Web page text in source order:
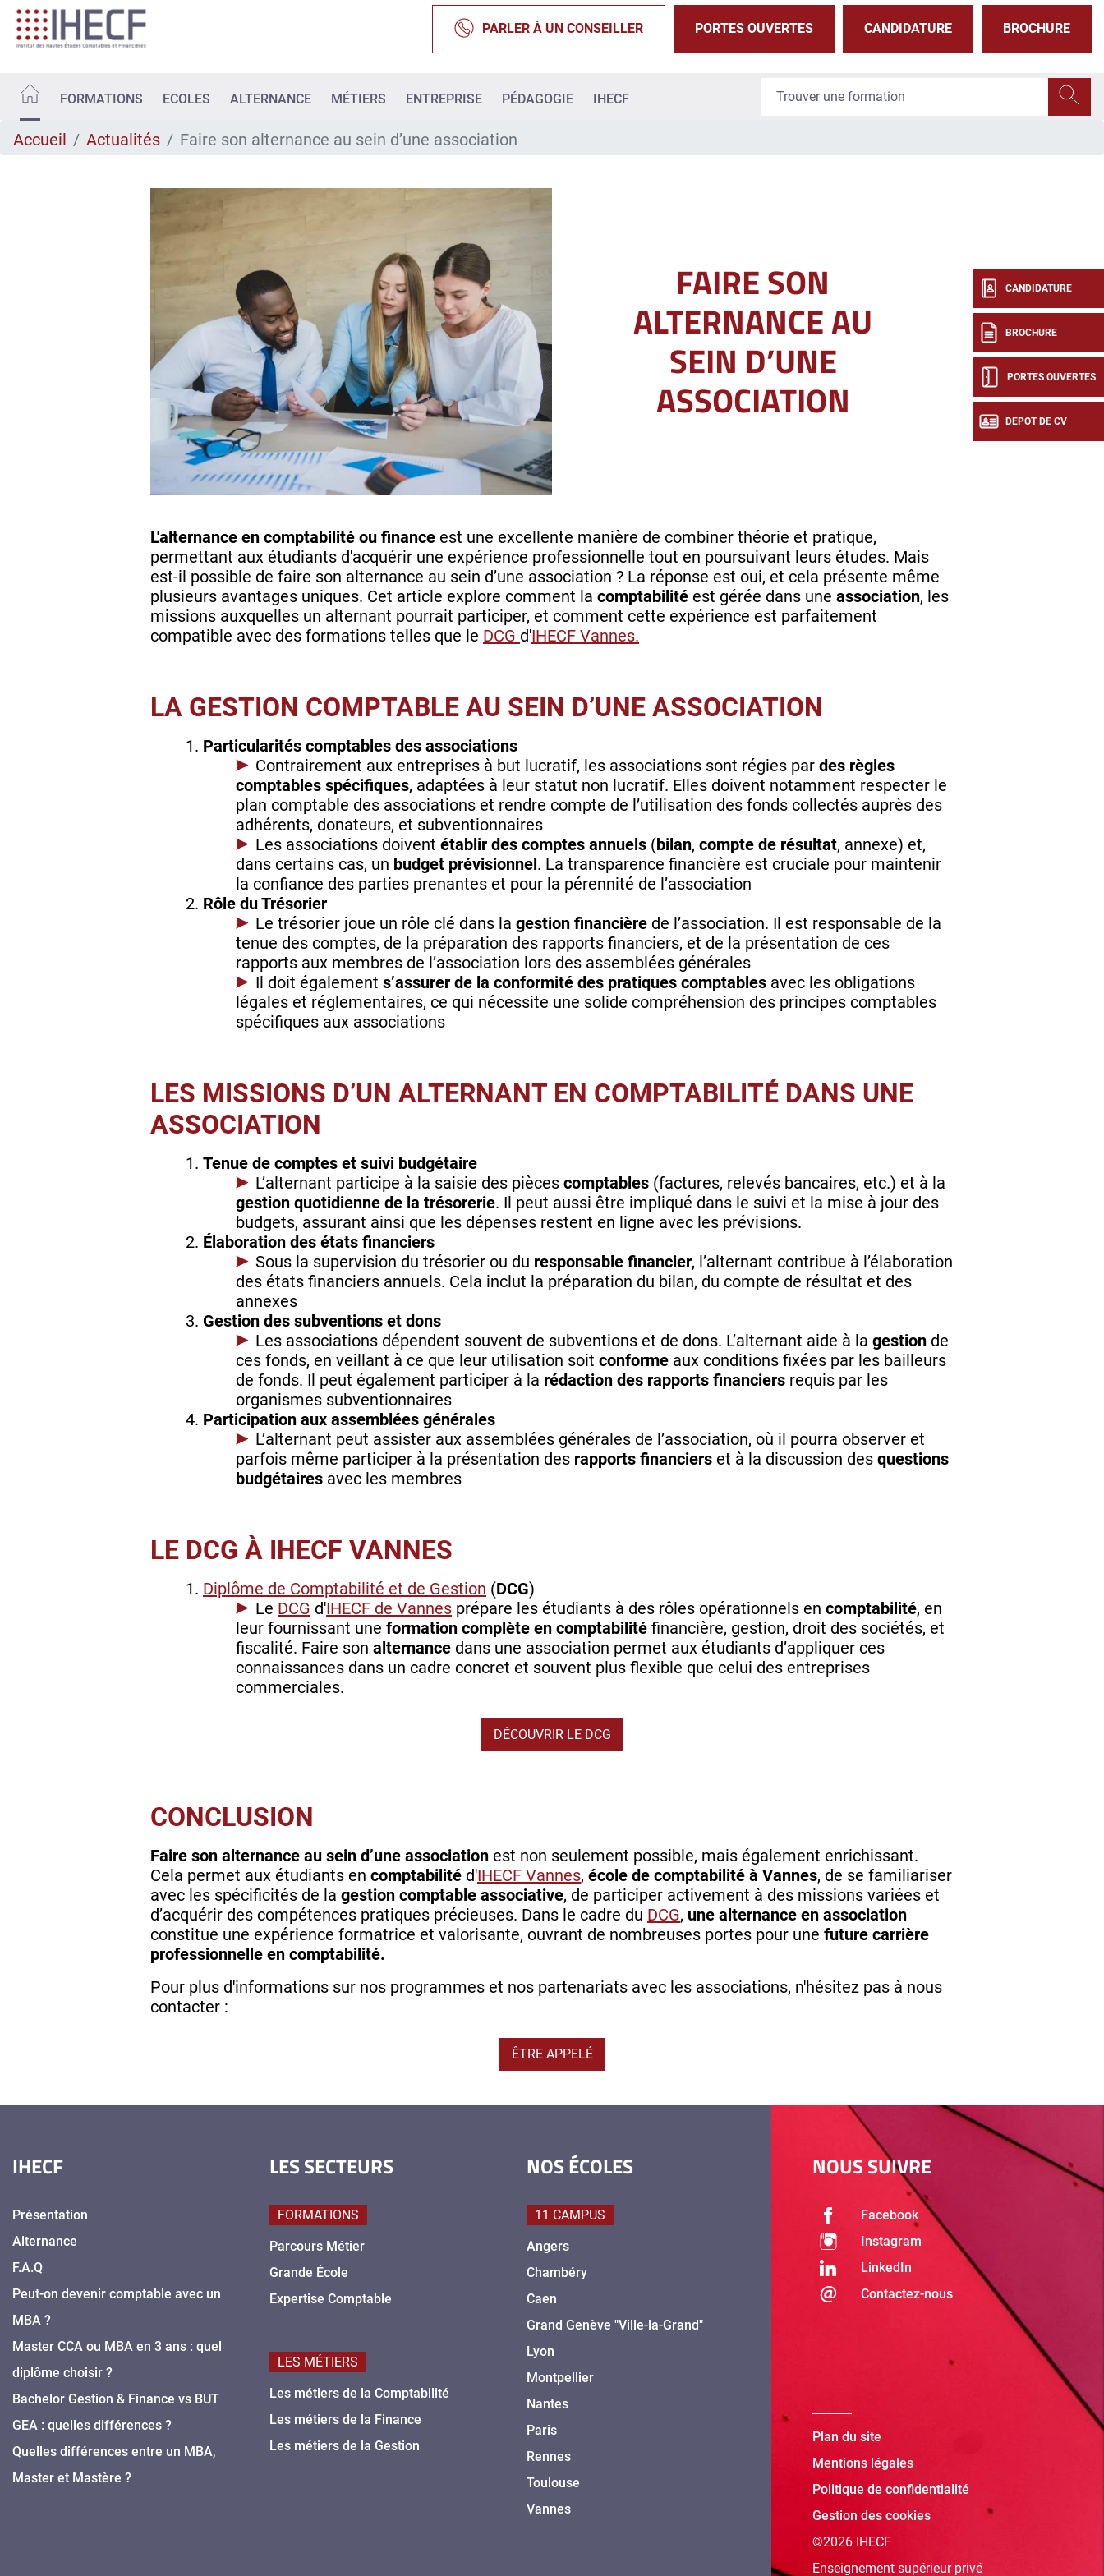
Aller
contenu
PARLER À UN CONSEILLER PORTES OUVERTES CANDIDATURE BROCHURE
FORMATIONS ECOLES ALTERNANCE MÉTIERS ENTREPRISE PÉDAGOGIE IHECF
CANDIDATURE
BROCHURE
PORTES OUVERTES
DEPOT DE CV
Accueil Actualités Faire son alternance au sein d’une association
FAIRE SON
ALTERNANCE AU
SEIN D’UNE
ASSOCIATION
L'alternance en comptabilité ou finance est une excellente manière de combiner théorie et pratique,
permettant aux étudiants d'acquérir une expérience professionnelle tout en poursuivant leurs études. Mais
est-il possible de faire son alternance au sein d’une association ? La réponse est oui, et cela présente même
plusieurs avantages uniques. Cet article explore comment la comptabilité est gérée dans une association, les
missions auxquelles un alternant pourrait participer, et comment cette expérience est parfaitement
compatible avec des formations telles que le DCG d'IHECF Vannes.
LA GESTION COMPTABLE AU SEIN D’UNE ASSOCIATION
Particularités comptables des associations
Contrairement aux entreprises à but lucratif, les associations sont régies par des règles
comptables spécifiques, adaptées à leur statut non lucratif. Elles doivent notamment respecter le
plan comptable des associations et rendre compte de l’utilisation des fonds collectés auprès des
adhérents, donateurs, et subventionnaires
Les associations doivent établir des comptes annuels (bilan, compte de résultat, annexe) et,
dans certains cas, un budget prévisionnel. La transparence financière est cruciale pour maintenir
la confiance des parties prenantes et pour la pérennité de l’association
Rôle du Trésorier
Le trésorier joue un rôle clé dans la gestion financière de l’association. Il est responsable de la
tenue des comptes, de la préparation des rapports financiers, et de la présentation de ces
rapports aux membres de l’association lors des assemblées générales
Il doit également s’assurer de la conformité des pratiques comptables avec les obligations
légales et réglementaires, ce qui nécessite une solide compréhension des principes comptables
spécifiques aux associations
LES MISSIONS D’UN ALTERNANT EN COMPTABILITÉ DANS UNE
ASSOCIATION
Tenue de comptes et suivi budgétaire
L’alternant participe à la saisie des pièces comptables (factures, relevés bancaires, etc.) et à la
gestion quotidienne de la trésorerie. Il peut aussi être impliqué dans le suivi et la mise à jour des
budgets, assurant ainsi que les dépenses restent en ligne avec les prévisions.
Élaboration des états financiers
Sous la supervision du trésorier ou du responsable financier, l’alternant contribue à l’élaboration
des états financiers annuels. Cela inclut la préparation du bilan, du compte de résultat et des
annexes
Gestion des subventions et dons
Les associations dépendent souvent de subventions et de dons. L’alternant aide à la gestion de
ces fonds, en veillant à ce que leur utilisation soit conforme aux conditions fixées par les bailleurs
de fonds. Il peut également participer à la rédaction des rapports financiers requis par les
organismes subventionnaires
Participation aux assemblées générales
L’alternant peut assister aux assemblées générales de l’association, où il pourra observer et
parfois même participer à la présentation des rapports financiers et à la discussion des questions
budgétaires avec les membres
LE DCG À IHECF VANNES
Diplôme de Comptabilité et de Gestion (DCG)
Le DCG d'IHECF de Vannes prépare les étudiants à des rôles opérationnels en comptabilité, en
leur fournissant une formation complète en comptabilité financière, gestion, droit des sociétés, et
fiscalité. Faire son alternance dans une association permet aux étudiants d’appliquer ces
connaissances dans un cadre concret et souvent plus flexible que celui des entreprises
commerciales.
DÉCOUVRIR LE DCG
CONCLUSION
Faire son alternance au sein d’une association est non seulement possible, mais également enrichissant.
Cela permet aux étudiants en comptabilité d'IHECF Vannes, école de comptabilité à Vannes, de se familiariser
avec les spécificités de la gestion comptable associative, de participer activement à des missions variées et
d’acquérir des compétences pratiques précieuses. Dans le cadre du DCG, une alternance en association
constitue une expérience formatrice et valorisante, ouvrant de nombreuses portes pour une future carrière
professionnelle en comptabilité.
Pour plus d'informations sur nos programmes et nos partenariats avec les associations, n'hésitez pas à nous
contacter :
ÊTRE APPELÉ
IHECF
Présentation
Alternance
F.A.Q
Peut-on devenir comptable avec un
MBA ?
Master CCA ou MBA en 3 ans : quel
diplôme choisir ?
Bachelor Gestion & Finance vs BUT
GEA : quelles différences ?
Quelles différences entre un MBA,
Master et Mastère ?
LES SECTEURS
FORMATIONS
Parcours Métier
Grande École
Expertise Comptable
LES MÉTIERS
Les métiers de la Comptabilité
Les métiers de la Finance
Les métiers de la Gestion
NOS ÉCOLES
11 CAMPUS
Angers
Chambéry
Caen
Grand Genève "Ville-la-Grand"
Lyon
Montpellier
Nantes
Paris
Rennes
Toulouse
Vannes
NOUS SUIVRE
Facebook
Instagram
LinkedIn
Contactez-nous
Plan du site
Mentions légales
Politique de confidentialité
Gestion des cookies
©2026 IHECF
Enseignement supérieur privé